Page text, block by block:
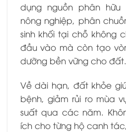
dụng nguồn phân
nông nghiệp, phân
sinh khối tại chỗ không
đầu vào mà còn tạo
dưỡng bền vững cho đất.
Về dài hạn, đất khỏe
bệnh, giảm rủi ro mùa
suất qua các năm.
ích cho từng hộ canh